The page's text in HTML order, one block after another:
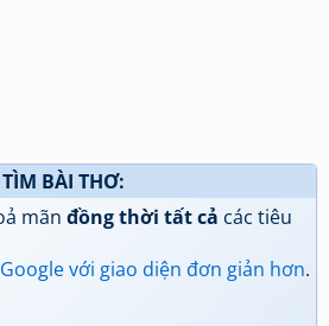
TÌM BÀI THƠ:
mãn đồng thời tất cả các tiêu
Google với giao diện đơn giản hơn.